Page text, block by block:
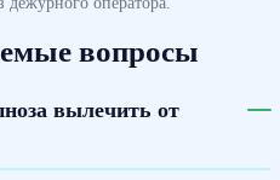
вопросы
вылечить от